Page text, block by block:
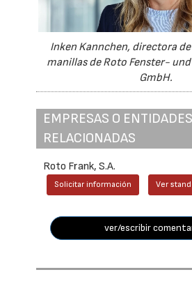
Inken Kannchen, directora
manillas de Roto Fenster-
GmbH.
EMPRESAS O ENTIDADES
RELACIONADAS
Roto Frank, S.A.
Solicitar información Ver
ver/escribir